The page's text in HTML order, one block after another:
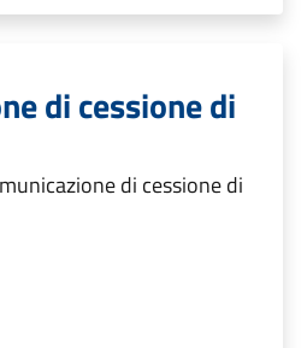
di cessione di
di cessione di